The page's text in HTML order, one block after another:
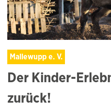
Mallewupp e. V.
Der Kinder-
zurück!